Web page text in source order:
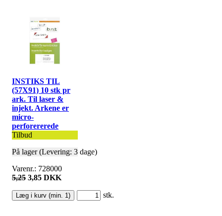
INSTIKS TIL
(57X91) 10 stk pr
ark. Til laser &
injekt. Arkene er
micro-
perforererede
Tilbud
På lager (Levering: 3 dage)
Varenr.: 728000
5,25 3,85 DKK
stk.